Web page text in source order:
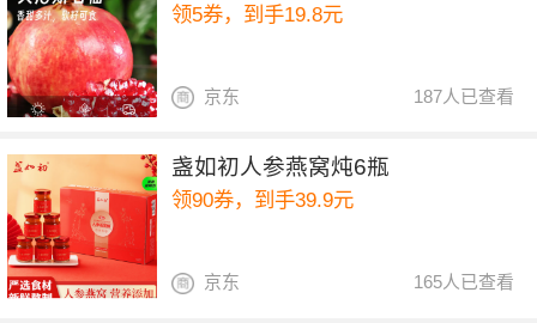
领5券，到手19.8元
187人已查看
京东
盏如初人参燕窝炖6瓶
领90券，到手39.9元
165人已查看
京东